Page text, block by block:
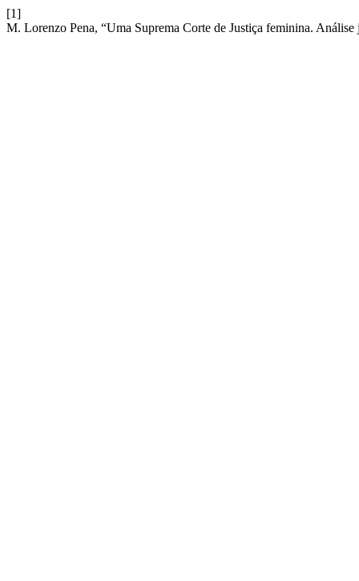
[1]
M. Lorenzo Pena, “Uma Suprema Corte de Justiça feminina.